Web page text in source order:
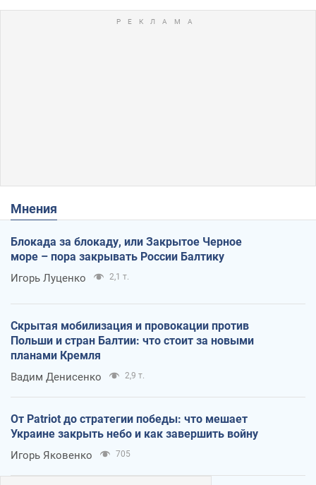
Мнения
Блокада за блокаду, или Закрытое Черное
море – пора закрывать России Балтику
Игорь Луценко 2,1 т.
Скрытая мобилизация и провокации против
Польши и стран Балтии: что стоит за новыми
планами Кремля
Вадим Денисенко 2,9 т.
От Patriot до стратегии победы: что мешает
Украине закрыть небо и как завершить войну
Игорь Яковенко 705